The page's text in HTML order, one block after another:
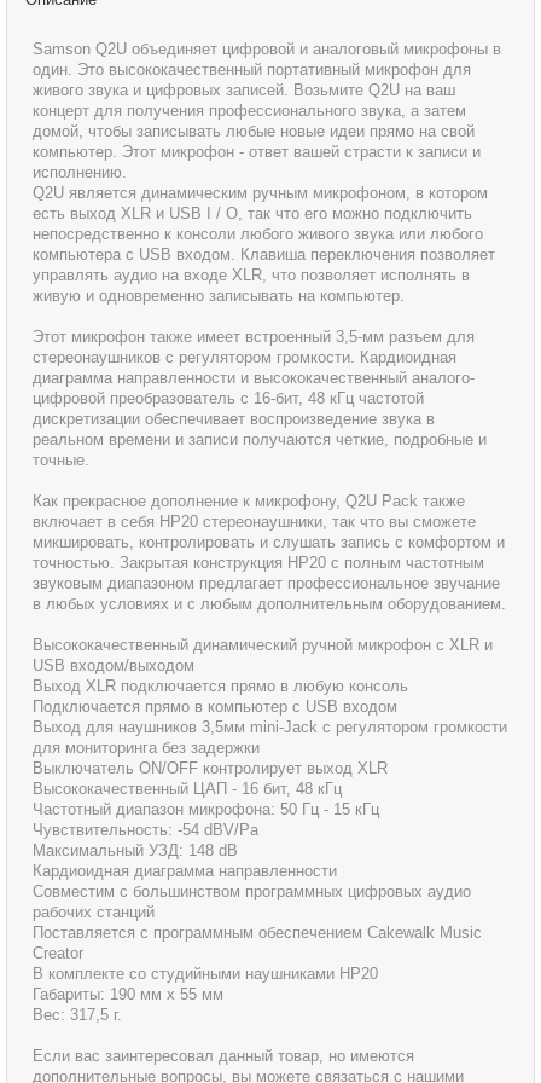
Samson Q2U объединяет цифровой и аналоговый микрофоны в
один. Это высококачественный портативный микрофон для
живого звука и цифровых записей. Возьмите Q2U на ваш
концерт для получения профессионального звука, а затем
домой, чтобы записывать любые новые идеи прямо на свой
компьютер. Этот микрофон - ответ вашей страсти к записи и
исполнению.
Q2U является динамическим ручным микрофоном, в котором
есть выход XLR и USB I / O, так что его можно подключить
непосредственно к консоли любого живого звука или любого
компьютера с USB входом. Клавиша переключения позволяет
управлять аудио на входе XLR, что позволяет исполнять в
живую и одновременно записывать на компьютер.
Этот микрофон также имеет встроенный 3,5-мм разъем для
стереонаушников с регулятором громкости. Кардиоидная
диаграмма направленности и высококачественный аналого-
цифровой преобразователь с 16-бит, 48 кГц частотой
дискретизации обеспечивает воспроизведение звука в
реальном времени и записи получаются четкие, подробные и
точные.
Как прекрасное дополнение к микрофону, Q2U Pack также
включает в себя HP20 стереонаушники, так что вы сможете
микшировать, контролировать и слушать запись с комфортом и
точностью. Закрытая конструкция HP20 с полным частотным
звуковым диапазоном предлагает профессиональное звучание
в любых условиях и с любым дополнительным оборудованием.
Высококачественный динамический ручной микрофон с XLR и
USB входом/выходом
Выход XLR подключается прямо в любую консоль
Подключается прямо в компьютер с USB входом
Выход для наушников 3,5мм mini-Jack с регулятором громкости
для мониторинга без задержки
Выключатель ON/OFF контролирует выход XLR
Высококачественный ЦАП - 16 бит, 48 кГц
Частотный диапазон микрофона: 50 Гц - 15 кГц
Чувствительность: -54 dBV/Pa
Максимальный УЗД: 148 dB
Кардиоидная диаграмма направленности
Совместим с большинством программных цифровых аудио
рабочих станций
Поставляется с программным обеспечением Cakewalk Music
Creator
В комплекте со студийными наушниками HP20
Габариты: 190 мм x 55 мм
Вес: 317,5 г.
Если вас заинтересовал данный товар, но имеются
дополнительные вопросы, вы можете связаться с нашими